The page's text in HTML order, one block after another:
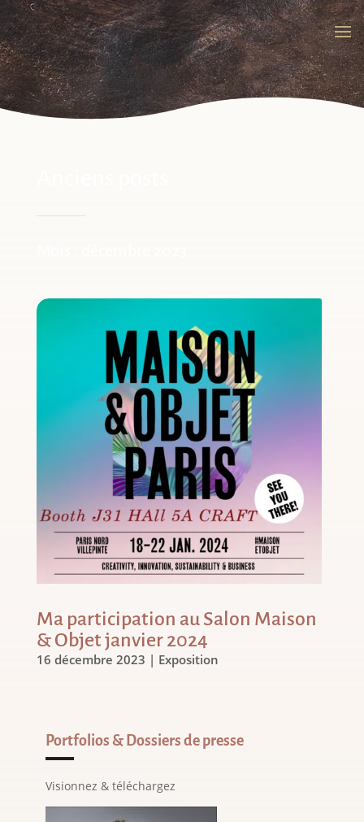
Ma participation au Salon Maison
& Objet janvier 2024
16 décembre 2023 | Exposition
Portfolios & Dossiers de presse
Visionnez & téléchargez